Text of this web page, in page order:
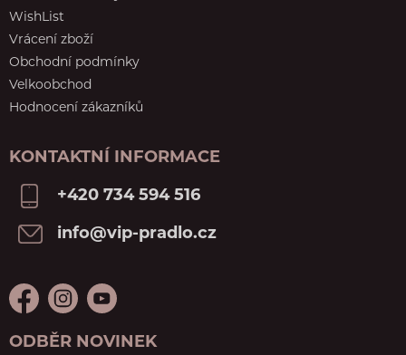
WishList
Vrácení zboží
Obchodní podmínky
Velkoobchod
Hodnocení zákazníků
KONTAKTNÍ INFORMACE
+420 734 594 516
info@vip-pradlo.cz
ODBĚR NOVINEK